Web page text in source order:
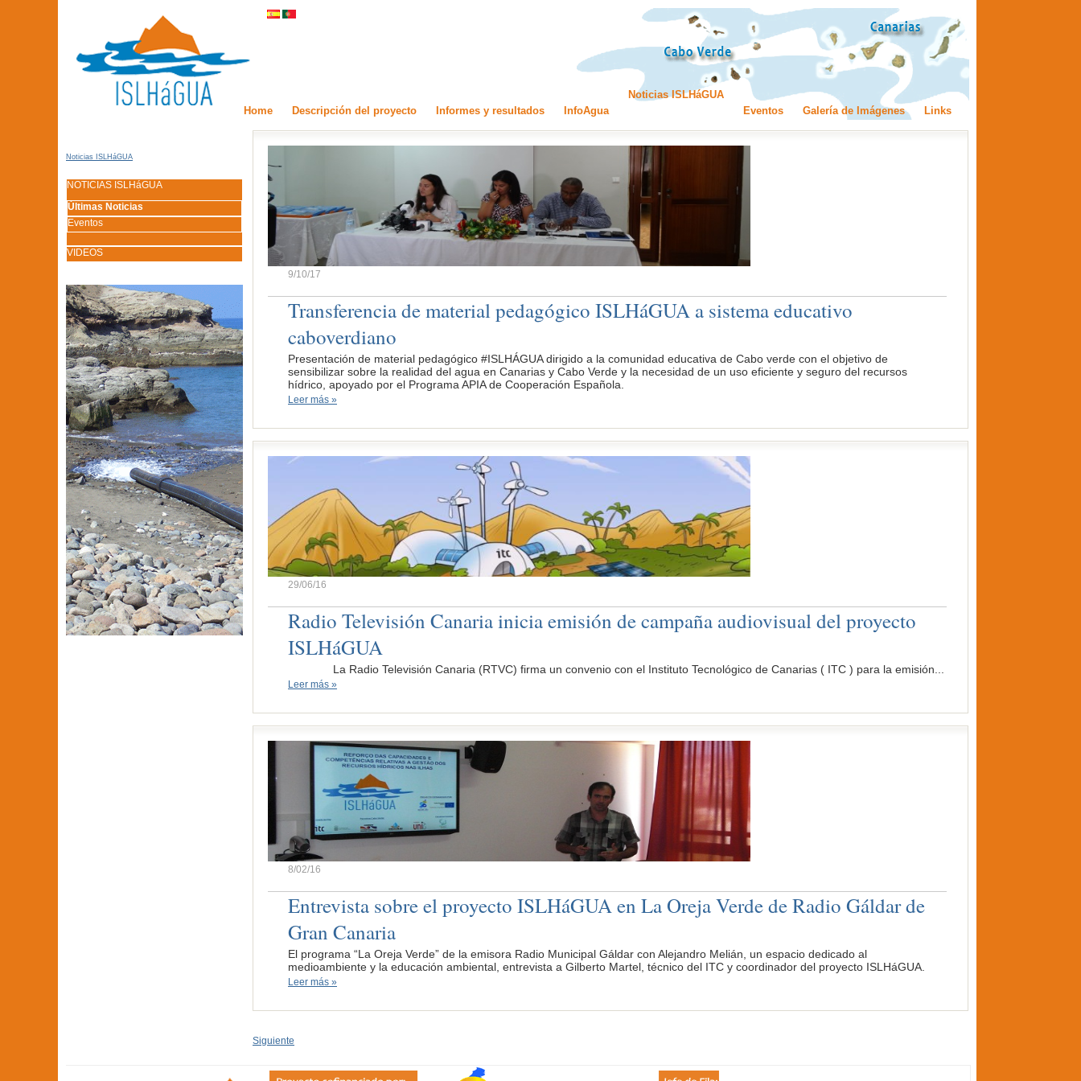
Home Descripción del proyecto Informes y resultados InfoAgua
Noticias ISLHáGUA
Eventos
Galería de Imágenes Links
Noticias ISLHáGUA
NOTICIAS ISLHáGUA
Últimas Noticias
Eventos
VIDEOS
9/10/17
Transferencia de material pedagógico ISLHáGUA a sistema educativo
caboverdiano
Presentación de material pedagógico #ISLHÁGUA dirigido a la comunidad educativa de Cabo verde con el objetivo de
sensibilizar sobre la realidad del agua en Canarias y Cabo Verde y la necesidad de un uso eficiente y seguro del recursos
hídrico, apoyado por el Programa APIA de Cooperación Española.
Leer más »
29/06/16
Radio Televisión Canaria inicia emisión de campaña audiovisual del proyecto
ISLHáGUA
La Radio Televisión Canaria (RTVC) firma un convenio con el Instituto Tecnológico de Canarias ( ITC ) para la emisión...
Leer más »
8/02/16
Entrevista sobre el proyecto ISLHáGUA en La Oreja Verde de Radio Gáldar de
Gran Canaria
El programa “La Oreja Verde” de la emisora Radio Municipal Gáldar con Alejandro Melián, un espacio dedicado al
medioambiente y la educación ambiental, entrevista a Gilberto Martel, técnico del ITC y coordinador del proyecto ISLHáGUA.
Leer más »
Siguiente